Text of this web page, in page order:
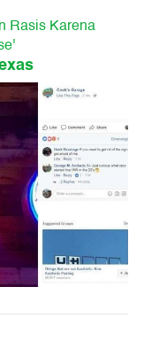
Rasis Karena